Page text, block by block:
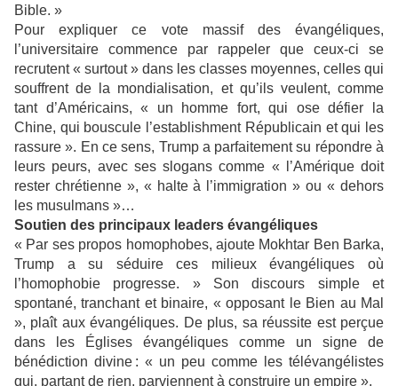
Bible. »
Pour expliquer ce vote massif des évangéliques,
l’universitaire commence par rappeler que ceux-ci se
recrutent « surtout » dans les classes moyennes, celles qui
souffrent de la mondialisation, et qu’ils veulent, comme
tant d’Américains, « un homme fort, qui ose défier la
Chine, qui bouscule l’establishment Républicain et qui les
rassure ». En ce sens, Trump a parfaitement su répondre à
leurs peurs, avec ses slogans comme « l’Amérique doit
rester chrétienne », « halte à l’immigration » ou « dehors
les musulmans »…
Soutien des principaux leaders évangéliques
« Par ses propos homophobes, ajoute Mokhtar Ben Barka,
Trump a su séduire ces milieux évangéliques où
l’homophobie progresse. » Son discours simple et
spontané, tranchant et binaire, « opposant le Bien au Mal
», plaît aux évangéliques. De plus, sa réussite est perçue
dans les Églises évangéliques comme un signe de
bénédiction divine : « un peu comme les télévangélistes
qui, partant de rien, parviennent à construire un empire ».